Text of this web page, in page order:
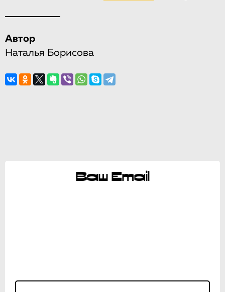
Автор
Наталья Борисова
Ваш Email